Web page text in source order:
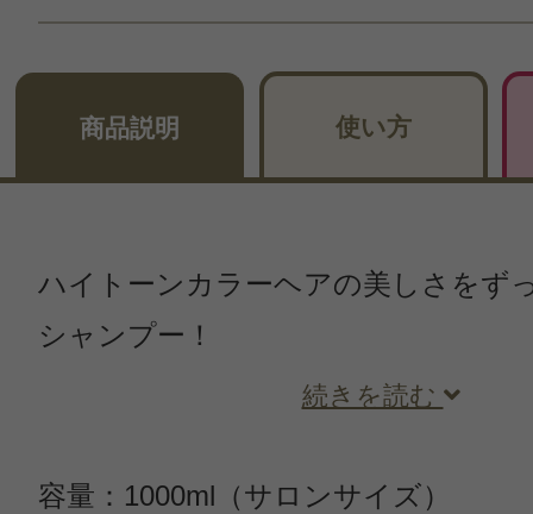
商品説明 使い方
ハイトーンカラーヘアの美しさをず
シャンプー！
続きを読む
容量：1000ml（サロンサイズ）